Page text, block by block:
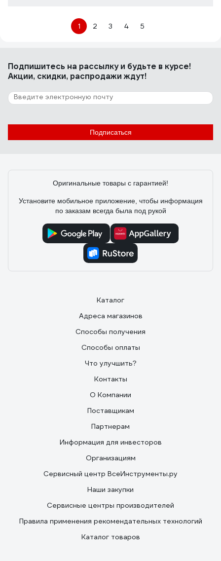
1 2 3 4 5
Подпишитесь на рассылкуи будьте в курсе!
Акции, скидки, распродажи ждут!
Подписаться
Оригинальные товары с гарантией!
Установите мобильное приложение, чтобы информация
по заказам всегда была под рукой
Каталог
Адреса магазинов
Способы получения
Способы оплаты
Что улучшить?
Контакты
О Компании
Поставщикам
Партнерам
Информация для инвесторов
Организациям
Сервисный центр ВсеИнструменты.ру
Наши закупки
Сервисные центры производителей
Правила применения рекомендательных технологий
Каталог товаров